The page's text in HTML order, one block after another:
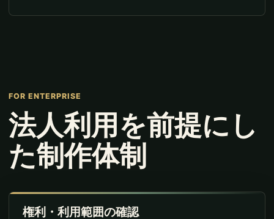
FOR ENTERPRISE
法人利用を前提にし
た制作体制
権利・利用範囲の確認